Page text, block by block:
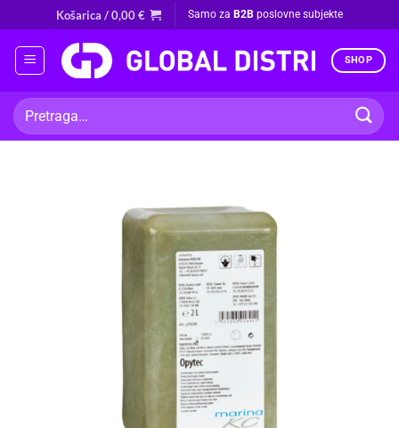
to
content
Košarica /0,00€ Samo za B2B poslovne subjekte
SHOP
Pretraži: